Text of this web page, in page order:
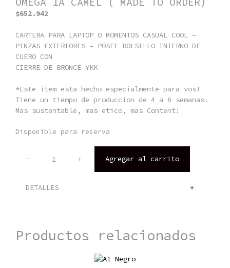
$652.942
CARTERA PARA LAPTOP O MOMENTOS CASUAL COOL –
PINZAS EXTERIORES – POSEE BOLSILLO INTERNO DE
CUERO CON
CIERRE DE BRONCE YKK
*Este item esta hecho especialmente para vos!
Tiene un tiempo de produccion de 4 a 6 semanas.
Mas sustentable, mas etico, mas Content!
Disponible para reserva
-
OMEGA
1A
ORDER)
cantidad
+ Agregar al carrito
DETALLES
Productos relacionados